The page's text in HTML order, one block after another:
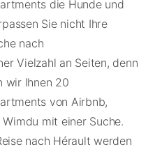
die Hunde und
Sie nicht Ihre
nach
Vielzahl an Seiten, denn
wir Ihnen 20
von Airbnb,
mit einer Suche.
nach Hérault werden